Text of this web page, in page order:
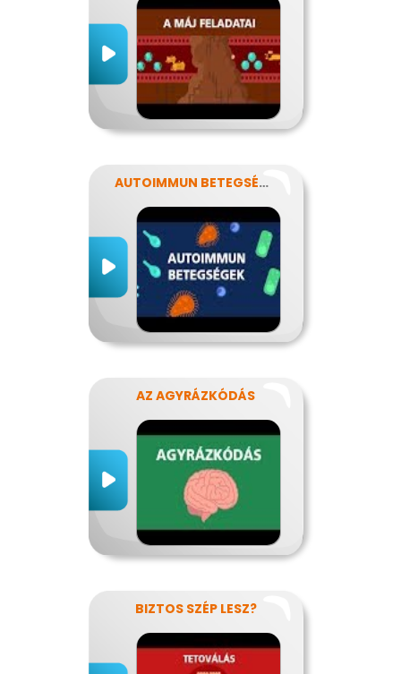
AUTOIMMUN BETEGSÉGEK
AZ AGYRÁZKÓDÁS
BIZTOS SZÉP LESZ?